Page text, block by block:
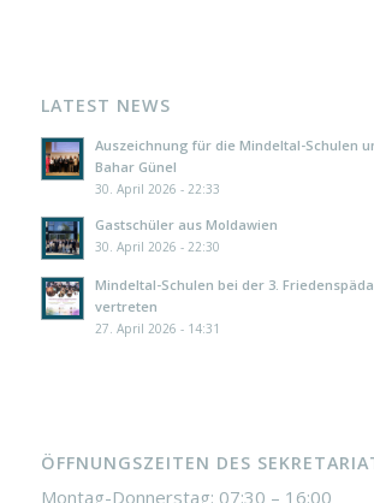
LATEST NEWS
Auszeichnung für die Mindeltal-Schulen
Bahar Günel
30. April 2026 - 22:33
Gastschüler aus Moldawien
30. April 2026 - 22:30
Mindeltal-Schulen bei der 3.
vertreten
27. April 2026 - 14:31
ÖFFNUNGSZEITEN DES
Montag-Donnerstag: 07:30 – 16:00